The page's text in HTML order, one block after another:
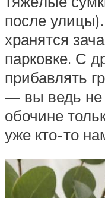
после
хранятся
парковке. С
прибавлять
— вы ведь не
обочине
уже кто-то